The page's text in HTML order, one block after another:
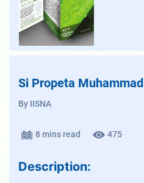
Si Propeta Muhammad
By IISNA
8 mins read 475
Description: